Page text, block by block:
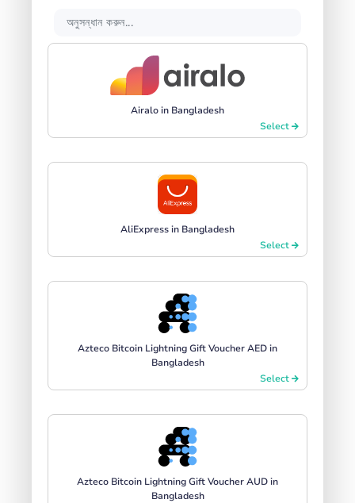
Airalo in Bangladesh
Select
AliExpress in Bangladesh
Select
Azteco Bitcoin Lightning Gift Voucher AED in
Bangladesh
Select
Azteco Bitcoin Lightning Gift Voucher AUD in
Bangladesh